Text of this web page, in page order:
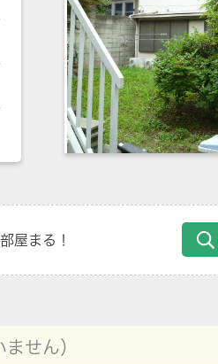
屋まる！
せん）